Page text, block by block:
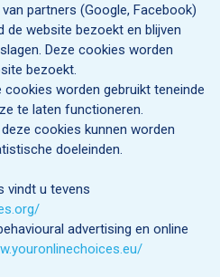
partners (Google, Facebook)
de website bezoekt en blijven
Deze cookies worden
bezoekt.
cookies worden gebruikt teneinde
te laten functioneren.
cookies kunnen worden
doeleinden.
vindt u tevens
advertising en online